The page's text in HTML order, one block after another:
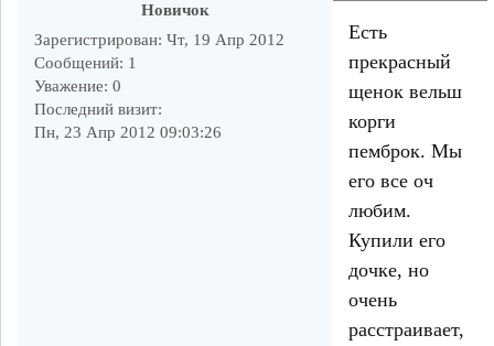
Новичок
Зарегистрирован: Чт, 19 Апр 2012
Сообщений: 1
Уважение: 0
Последний визит:
Пн, 23 Апр 2012 09:03:26
Есть
прекрасный
щенок вельш
корги
пемброк. Мы
его все оч
любим.
Купили его
дочке, но
очень
расстраивает,